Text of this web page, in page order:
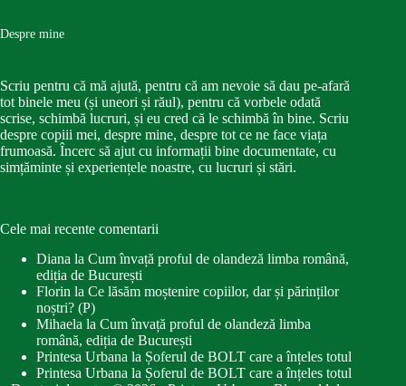
Despre mine
Scriu pentru că mă ajută, pentru că am nevoie să dau pe-afară
tot binele meu (și uneori și răul), pentru că vorbele odată
scrise, schimbă lucruri, și eu cred că le schimbă în bine. Scriu
despre copiii mei, despre mine, despre tot ce ne face viața
frumoasă. Încerc să ajut cu informații bine documentate, cu
simțăminte și experiențele noastre, cu lucruri și stări.
Cele mai recente comentarii
Diana la Cum învață proful de olandeză limba română,
ediția de București
Florin la Ce lăsăm moștenire copiilor, dar și părinților
noștri? (P)
Mihaela la Cum învață proful de olandeză limba
română, ediția de București
Printesa Urbana la Șoferul de BOLT care a înțeles totul
Printesa Urbana la Șoferul de BOLT care a înțeles totul